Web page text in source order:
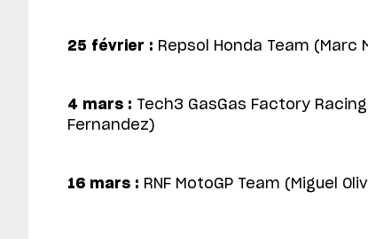
25 février : Repsol Honda Team (Marc
4 mars : Tech3 GasGas Factory
Fernandez)
16 mars : RNF MotoGP Team (Miguel